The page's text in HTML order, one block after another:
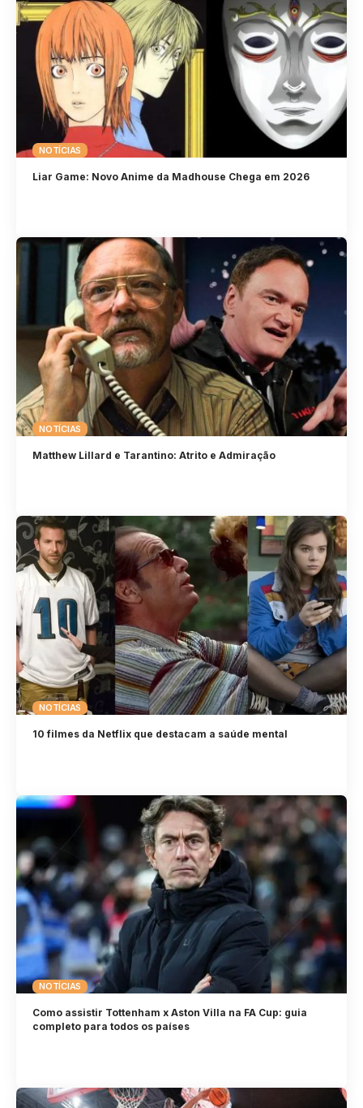
NOTÍCIAS
Liar Game: Novo Anime da Madhouse Chega em 2026
NOTÍCIAS
Matthew Lillard e Tarantino: Atrito e Admiração
NOTÍCIAS
10 filmes da Netflix que destacam a saúde mental
NOTÍCIAS
Como assistir Tottenham x Aston Villa na FA Cup: guia
completo para todos os países